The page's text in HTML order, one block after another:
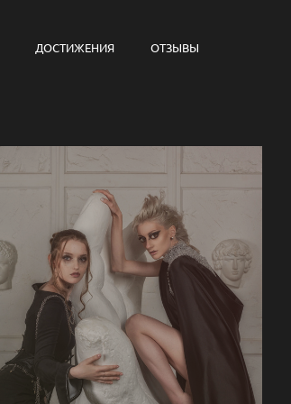
ДОСТИЖЕНИЯ
ОТЗЫВЫ